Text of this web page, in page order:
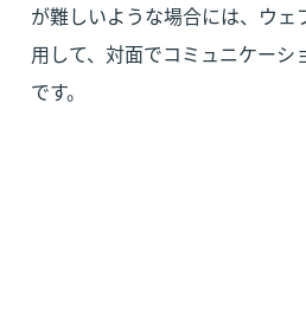
が難しいような場合には、ウ
用して、対面でコミュニケーシ
です。